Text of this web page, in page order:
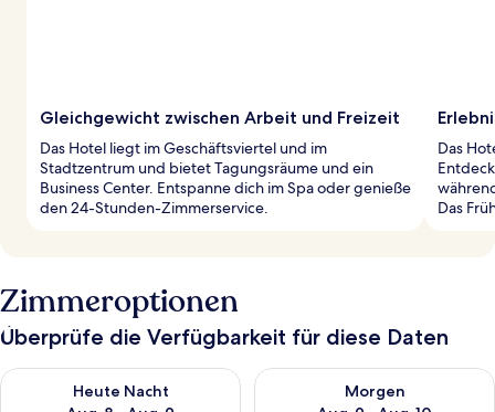
Gleichgewicht zwischen Arbeit und Freizeit
Das Hotel liegt im Geschäftsviertel und im
Stadtzentrum und bietet Tagungsräume und ein
Business Center. Entspanne dich im Spa oder genieße
den 24-Stunden-Zimmerservice.
Das
Das
Zimmeroptionen
Überprüfe die Verfügbarkeit für diese Daten
Heute Nacht
Überprüfe die Verfügbarkeit für heute Nacht, Aug. 8 - Aug. 9.
Morgen
Überprüfe die Verfügbarkeit